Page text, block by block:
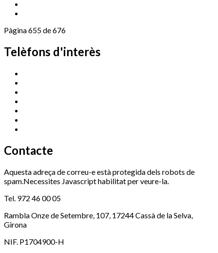
Pàgina 655 de 676
Telèfons d'interès
Contacte
Aquesta adreça de correu-e està protegida dels robots de
spam.Necessites Javascript habilitat per veure-la.
Tel. 972 46 00 05
Rambla Onze de Setembre, 107, 17244 Cassà de la Selva,
Girona
NIF. P1704900-H